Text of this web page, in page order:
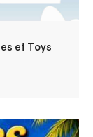
et Toys